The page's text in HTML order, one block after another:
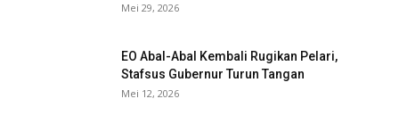
Mei 29, 2026
EO Abal-Abal Kembali Rugikan Pelari,
Stafsus Gubernur Turun Tangan
Mei 12, 2026